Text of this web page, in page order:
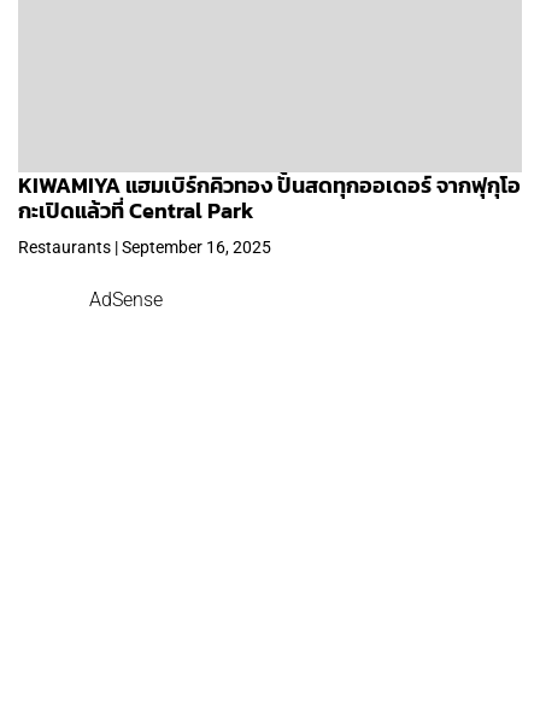
KIWAMIYA แฮมเบิร์กคิวทอง ปั้นสดทุกออเดอร์ จากฟุกุโอ
กะเปิดแล้วที่ Central Park
Restaurants | September 16, 2025
AdSense